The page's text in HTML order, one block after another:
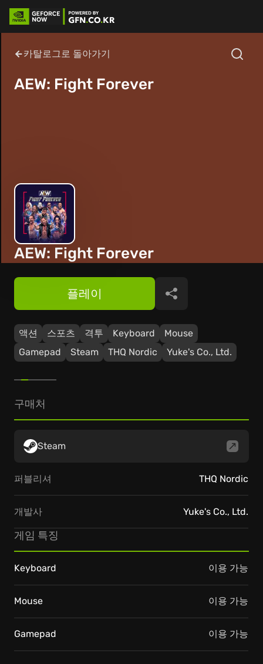
카탈로그로 돌아가기
AEW: Fight Forever
AEW: Fight Forever
액션 스포츠 격투 Keyboard
Mouse
Gamepad
Steam THQ Nordic Yuke's Co., Ltd.
플레이 공유
구매처
Steam
퍼블리셔 THQ Nordic
개발사 Yuke's Co., Ltd.
게임 특징
Keyboard 이용 가능
Mouse 이용 가능
Gamepad 이용 가능